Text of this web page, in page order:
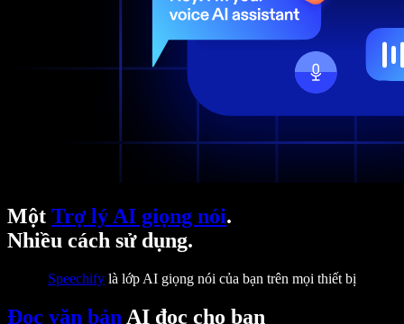
Một Trợ lý AI giọng nói.
Nhiều cách sử dụng.
Speechify là lớp AI giọng nói của bạn trên mọi thiết bị
Đọc văn bản AI đọc cho bạn